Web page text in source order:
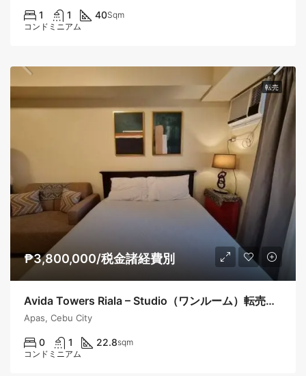
1 1 40Sqm
コンドミニアム
転売
₱3,800,000/税金諸経費別
Avida Towers Riala – Studio（ワンルーム）転売物件
Apas, Cebu City
0 1 22.8sqm
コンドミニアム